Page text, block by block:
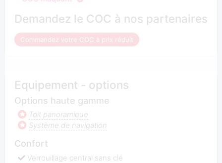
Demandez le COC à nos partenaires
Commandez votre COC à prix réduit
Equipement - options
Options haute gamme
Toit panoramique
Système de navigation
Confort
Verrouillage central sans clé